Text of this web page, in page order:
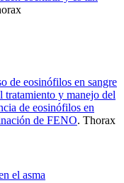
de eosinófilos en sangre
tratamiento y manejo del
de eosinófilos en
de FENO. Thorax
el asma